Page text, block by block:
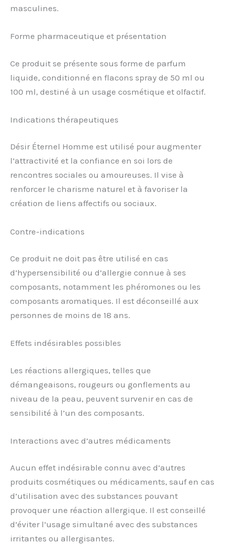
masculines.
Forme pharmaceutique et présentation
Ce produit se présente sous forme de parfum
liquide, conditionné en flacons spray de 50 ml ou
100 ml, destiné à un usage cosmétique et olfactif.
Indications thérapeutiques
Désir Éternel Homme est utilisé pour augmenter
l’attractivité et la confiance en soi lors de
rencontres sociales ou amoureuses. Il vise à
renforcer le charisme naturel et à favoriser la
création de liens affectifs ou sociaux.
Contre-indications
Ce produit ne doit pas être utilisé en cas
d’hypersensibilité ou d’allergie connue à ses
composants, notamment les phéromones ou les
composants aromatiques. Il est déconseillé aux
personnes de moins de 18 ans.
Effets indésirables possibles
Les réactions allergiques, telles que
démangeaisons, rougeurs ou gonflements au
niveau de la peau, peuvent survenir en cas de
sensibilité à l’un des composants.
Interactions avec d’autres médicaments
Aucun effet indésirable connu avec d’autres
produits cosmétiques ou médicaments, sauf en cas
d’utilisation avec des substances pouvant
provoquer une réaction allergique. Il est conseillé
d’éviter l’usage simultané avec des substances
irritantes ou allergisantes.